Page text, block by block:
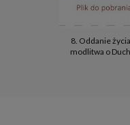
8. Oddanie
modlitwa o